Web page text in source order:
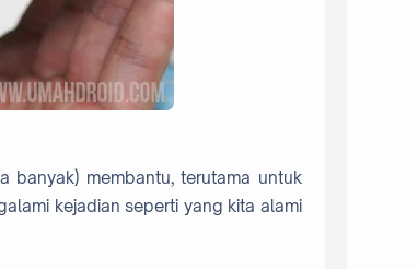
banyak) membantu, terutama untuk
kejadian seperti yang kita alami